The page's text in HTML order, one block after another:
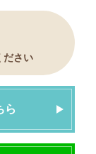
ださい
ら